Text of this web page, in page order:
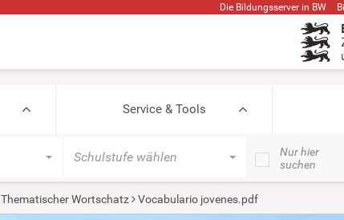
Die Bildungsserver in BW
Service & Tools
Schulstufe wählen
Nur hier
suchen
Thematischer Wortschatz Vocabulario jovenes.pdf